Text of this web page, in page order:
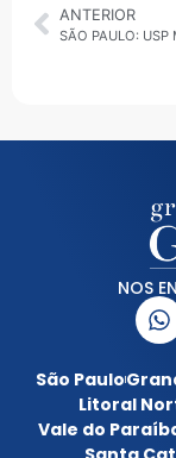
ANTERIOR
NOS
São Paulo
Litoral
Vale do